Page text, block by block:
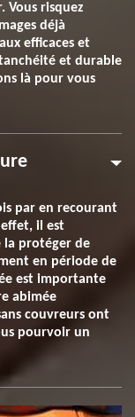
Vous risquez
déjà
efficaces et
et durable
là pour vous
par en recourant
effet, il est
la protéger de
en période de
est importante
abimée
couvreurs ont
pourvoir un